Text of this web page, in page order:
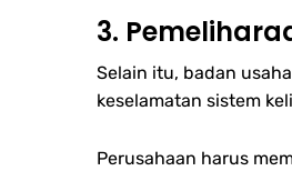
3.
Selain itu, badan
keselamatan sistem
Perusahaan harus